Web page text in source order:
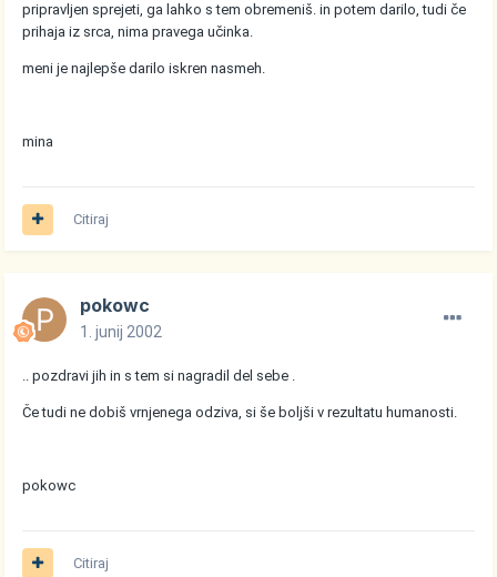
pripravljen sprejeti, ga lahko s tem obremeniš. in potem darilo, tudi če
prihaja iz srca, nima pravega učinka.
meni je najlepše darilo iskren nasmeh.
mina
Citiraj
pokowc
1. junij 2002
.. pozdravi jih in s tem si nagradil del sebe .
Če tudi ne dobiš vrnjenega odziva, si še boljši v rezultatu humanosti.
pokowc
Citiraj